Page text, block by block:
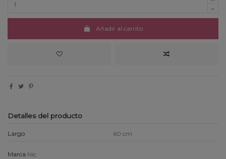
Añadir al carrito
Detalles del producto
Largo 60 cm
Marca Nic